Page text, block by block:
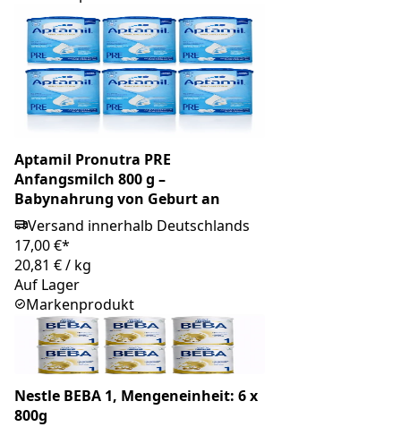
Aptamil Pronutra PRE
Anfangsmilch 800 g –
Babynahrung von Geburt an
Versand innerhalb Deutschlands
17,00 €*
20,81 €/ kg
Auf Lager
Markenprodukt
Nestle BEBA 1, Mengeneinheit: 6 x
800g